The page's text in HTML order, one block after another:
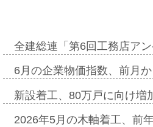
全建総連「第6回工務店ア
6月の企業物価指数、前月
新設着工、80万戸に向け
2026年5月の木軸着工、前